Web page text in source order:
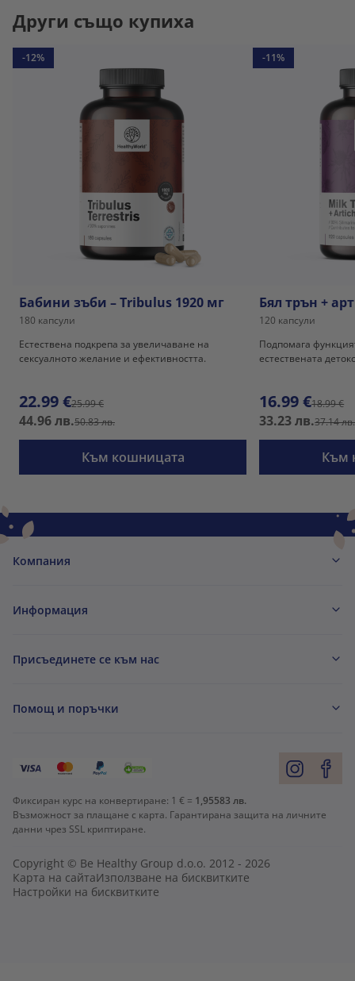
Други също купиха
-12%
Бабини зъби – Tribulus 1920 мг
180 капсули
Естествена подкрепа за увеличаване на
сексуалното желание и ефективността.
22.99 €25.99 €
44.96 лв.50.83 лв.
Към кошницата
-11%
Бял трън +
120 капсули
Подпомага
естествената
16.99 €18.99 €
33.23 лв.37.14 лв.
Към
Компания
Информация
Присъединете се към нас
Помощ и поръчки
Фиксиран курс на конвертиране: 1 € = 1,95583 лв.
Възможност за плащане с карта. Гарантирана защита на личните
данни чрез SSL криптиране.
Copyright © Be Healthy Group d.o.o. 2012 - 2026
Карта на сайтаИзползване на бисквитките
Настройки на бисквитките